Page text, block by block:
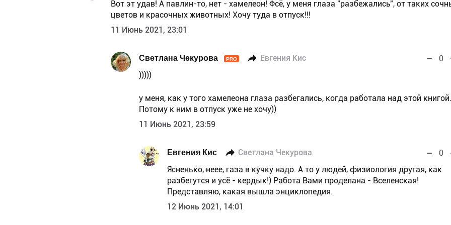
Вот эт удав! А павлин-то, нет - хамелеон! Фсё, у меня глаза "разбежались", от таких
цветов и красочных животных! Хочу туда в отпуск!!!
11 Июнь 2021, 23:01
Светлана Чекурова PRO Евгения Кис
0
)))))
у меня, как у того хамелеона глаза разбегались, когда работала над этой книгой.
Потому к ним в отпуск уже не хочу))
11 Июнь 2021, 23:59
Евгения Кис Светлана Чекурова
0
Ясненько, неее, газа в кучку надо. А то у людей, физиология другая, как
разбегутся и усё - кердык!) Работа Вами проделана - Вселенская!
Представляю, какая вышла энциклопедия.
12 Июнь 2021, 14:01